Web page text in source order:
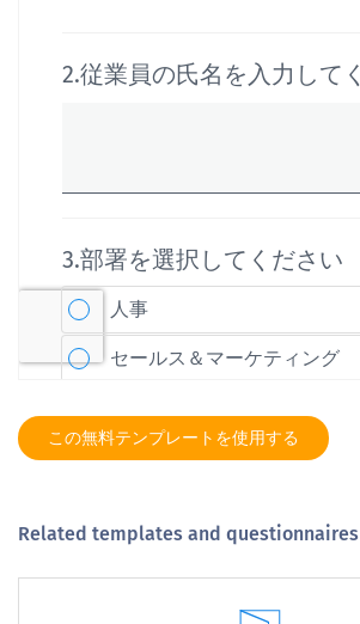
この無料テンプレートを使用する
Related templates and questionnaires